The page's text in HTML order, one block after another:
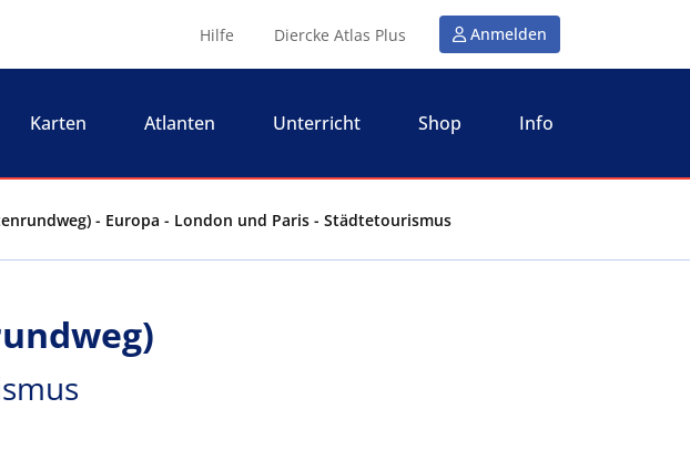
Hilfe Diercke Atlas Plus Anmelden
Karten Atlanten Unterricht Shop Info
- Europa - London und Paris - Städtetourismus